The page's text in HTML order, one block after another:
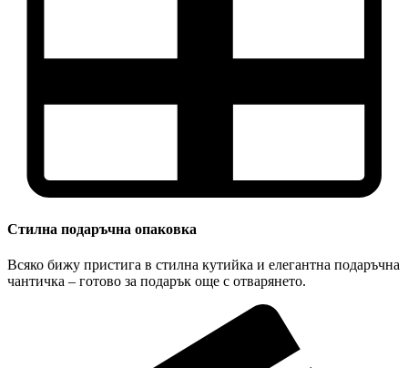
Стилна подаръчна опаковка
Всяко бижу пристига в стилна кутийка и елегантна подаръчна
чантичка – готово за подарък още с отварянето.